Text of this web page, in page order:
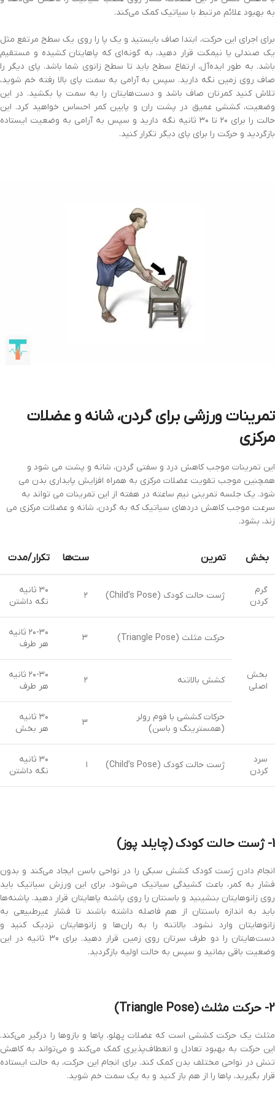
به بهبود علائم مرتبط با سیاتیک کمک می‌کند.
برای اجرای این حرکت، ابتدا صاف بایستید و یک پا را روی یک سطح مرتفع مثل
یک صندلی یا نیمکت قرار دهید، به گونه‌ای که پاهایتان کشیده و مستقیم
باشد. به طور ایده‌آل، ارتفاع سطح باید تا سطح زانوی شما باشد. پای دیگر را
صاف روی زمین نگه دارید. سپس به آرامی به سمت پای بالا رفته خم شوید،
تلاش کنید کمرتان صاف باشد و دست‌هایتان را به سمت پا بکشید. در این
وضعیت، کششی عمیق در پشت ران و پایین کمر احساس خواهید کرد. این
حالت را برای ۲۰ تا ۳۰ ثانیه نگه دارید و سپس به آرامی به وضعیت ایستاده
بازگردید و حرکت را برای پای دیگر تکرار کنید.
تمرینات ورزشی برای گردن، شانه و عضلات
مرکزی
این تمرینات موجب کاهش درد و سفتی گردن، شانه و پشت می شود و
همچنین موجب تقویت عضلات مرکزی به همراه افزایش پایداری بدن می
شود. یک جلسه تمرینی نیم ساعته در هفته از این تمرینات می تواند به
سرعت موجب کاهش دردهای سیاتیک که به گردن، شانه و عضلات مرکزی می
زند، بشود.
بخش تمرین ست‌ها تکرار/مدت
گرم
کردن
ژست حالت کودک (Child’s Pose) ۲
۳۰ ثانیه
نگه داشتن
بخش
اصلی
حرکت مثلث (Triangle Pose) ۳
۲۰-۳۰ ثانیه
هر طرف
کشش بالاتنه ۲
۲۰-۳۰ ثانیه
هر طرف
حرکات کششی با فوم رولر
(همسترینگ و باسن)
۳
۳۰ ثانیه
هر بخش
سرد
کردن
ژست حالت کودک (Child’s Pose) ۱
۳۰ ثانیه
نگه داشتن
1- ژست حالت کودک (چایلد پوز)
انجام دادن ژست کودک کشش سبکی را در نواحی باسن ایجاد می‌کند و بدون
فشار به کمر، باعث کشیدگی سیاتیک می‌شود. برای این ورزش سیاتیک باید
روی زانوهایتان بنشینید و باسنتان را روی پاشنه پاهایتان قرار دهید. پاشنه‌ها
باید به اندازه باسنتان از هم فاصله داشته باشند تا فشار غیرطبیعی به
زانوهایتان وارد نشود. بالاتنه را به ران‌ها و زانوهایتان نزدیک کنید و
دست‌هایتان را دو طرف سرتان روی زمین قرار دهید. برای 30 ثانیه در این
وضعیت باقی بمانید و سپس به حالت اولیه بازگردید.
2- حرکت مثلث (Triangle Pose)
مثلث یک حرکت کششی است که عضلات پهلو، پاها و بازوها را درگیر می‌کند.
این حرکت به بهبود تعادل و انعطاف‌پذیری کمک می‌کند و می‌تواند به کاهش
تنش در نواحی مختلف بدن کمک کند. برای انجام این حرکت، به حالت ایستاده
قرار بگیرید، پاها را از هم باز کنید و به یک سمت خم شوید.